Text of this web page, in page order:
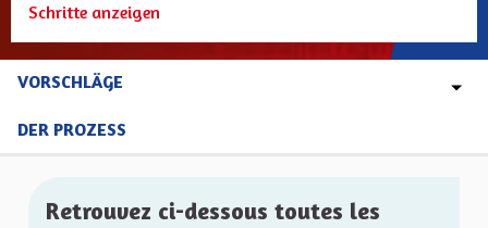
Schritte anzeigen
VORSCHLÄGE
DER PROZESS
Retrouvez ci-dessous toutes les